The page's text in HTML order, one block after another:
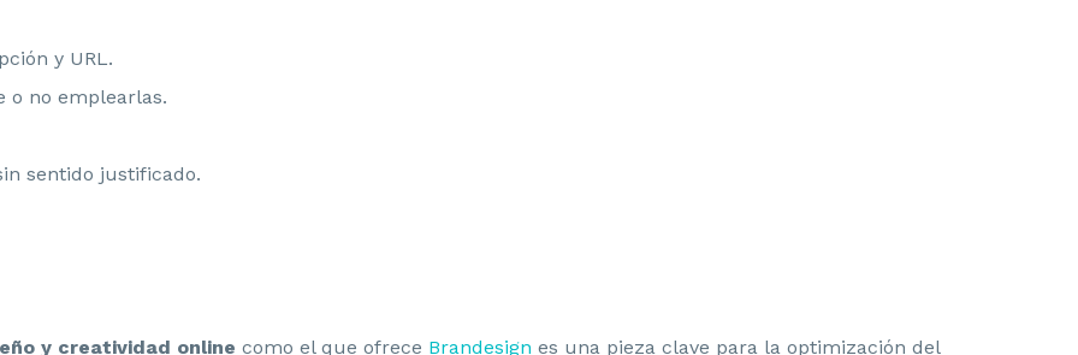
y URL.
o no emplearlas.
sentido justificado.
y creatividad online como el que ofrece Brandesign es una pieza clave para la optimización del